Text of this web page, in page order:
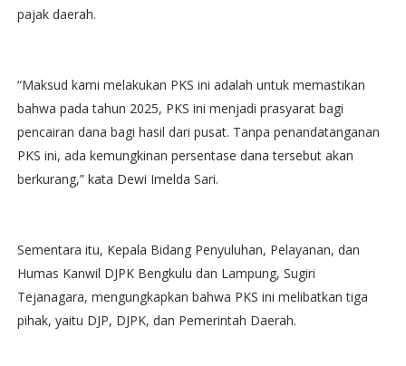
pajak daerah.
“Maksud kami melakukan PKS ini adalah untuk memastikan
bahwa pada tahun 2025, PKS ini menjadi prasyarat bagi
pencairan dana bagi hasil dari pusat. Tanpa penandatanganan
PKS ini, ada kemungkinan persentase dana tersebut akan
berkurang,” kata Dewi Imelda Sari.
Sementara itu, Kepala Bidang Penyuluhan, Pelayanan, dan
Humas Kanwil DJPK Bengkulu dan Lampung, Sugiri
Tejanagara, mengungkapkan bahwa PKS ini melibatkan tiga
pihak, yaitu DJP, DJPK, dan Pemerintah Daerah.